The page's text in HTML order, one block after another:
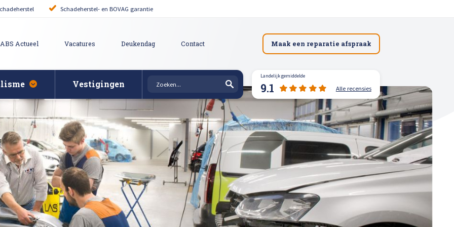
Schadeherstel- en BOVAG garantie
ABS Actueel Vacatures Deukendag Contact Maak een reparatie afspraak
bij schade Auto uitdeuken zonder spuiten
reparatie Bumper herstellen
polijsten en afstellen Krassen verwijderen
Schadeherstel Lakschade herstellen
Steenslag herstellen
herstellen Hagelschade herstellen
Vestigingen
Landelijk gemiddelde
9.1 Alle recensies
Afspraak maken